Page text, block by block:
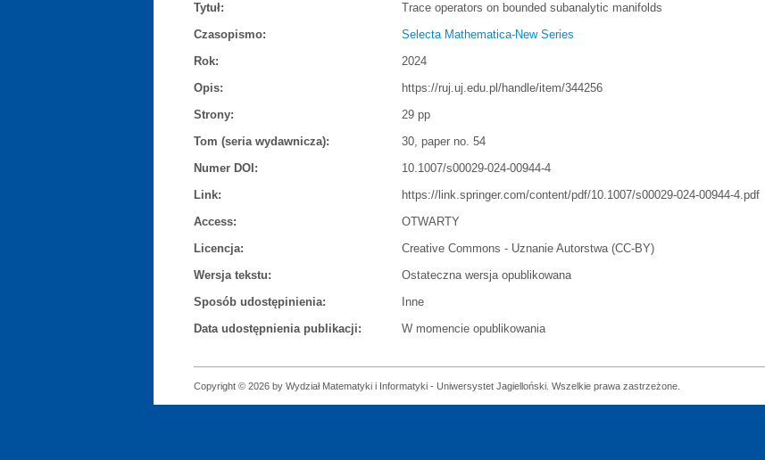
Tytuł:
Trace operators on bounded subanalytic manifolds
Czasopismo:
Selecta Mathematica-New Series
Rok:
2024
Opis:
https://ruj.uj.edu.pl/handle/item/344256
Strony:
29 pp
Tom (seria wydawnicza):
30, paper no. 54
Numer DOI:
10.1007/s00029-024-00944-4
Link:
https://link.springer.com/content/pdf/10.1007/s00029-024-00944-4.pdf
Access:
OTWARTY
Licencja:
Creative Commons - Uznanie Autorstwa (CC-BY)
Wersja tekstu:
Ostateczna wersja opublikowana
Sposób udostępinienia:
Inne
Data udostępnienia publikacji:
W momencie opublikowania
Copyright © 2026 by Wydział Matematyki i Informatyki - Uniwersystet Jagielloński. Wszelkie prawa zastrzeżone.